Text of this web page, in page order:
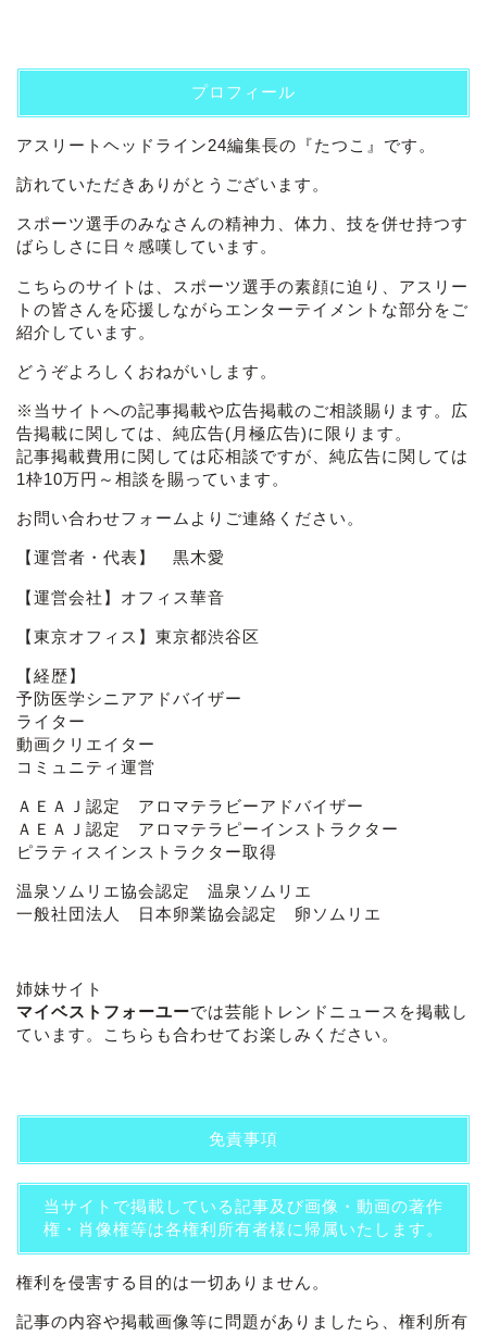
プロフィール
アスリートヘッドライン24編集長の『たつこ』です。
訪れていただきありがとうございます。
スポーツ選手のみなさんの精神力、体力、技を併せ持つす
ばらしさに日々感嘆しています。
こちらのサイトは、スポーツ選手の素顔に迫り、アスリー
トの皆さんを応援しながらエンターテイメントな部分をご
紹介しています。
どうぞよろしくおねがいします。
※当サイトへの記事掲載や広告掲載のご相談賜ります。広
告掲載に関しては、純広告(月極広告)に限ります。
記事掲載費用に関しては応相談ですが、純広告に関しては
1枠10万円～相談を賜っています。
お問い合わせフォーム よりご連絡ください。
【運営者・代表】 黒木愛
【運営会社】オフィス華音
【東京オフィス】東京都渋谷区
【経歴】
予防医学シニアアドバイザー
ライター
動画クリエイター
コミュニティ運営
ＡＥＡＪ認定 アロマテラビーアドバイザー
ＡＥＡＪ認定 アロマテラピーインストラクター
ピラティスインストラクター取得
温泉ソムリエ協会認定 温泉ソムリエ
一般社団法人 日本卵業協会認定 卵ソムリエ
姉妹サイト
マイベストフォーユーでは芸能トレンドニュースを掲載し
ています。こちらも合わせてお楽しみください。
免責事項
当サイトで掲載している記事及び画像・動画の著作
権・肖像権等は各権利所有者様に帰属いたします。
権利を侵害する目的は一切ありません。
記事の内容や掲載画像等に問題がありましたら、権利所有